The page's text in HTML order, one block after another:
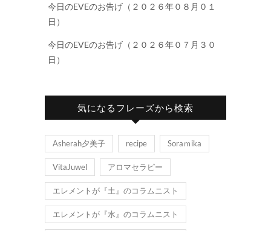
今日のEVEのお告げ（２０２６年０８月０１
日）
今日のEVEのお告げ（２０２６年０７月３０
日）
気になるフレーズから検索
Asherah夕美子 recipe Soraｍika
VitaJuwel アロマセラピー
エレメントが『土』のコラムニスト
エレメントが『水』のコラムニスト